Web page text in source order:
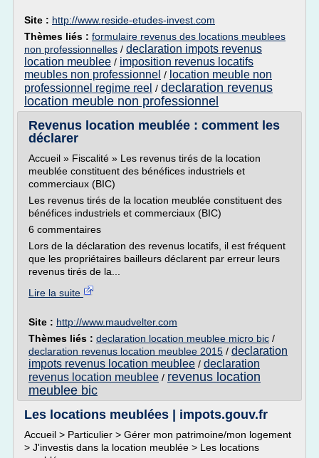
Site : http://www.reside-etudes-invest.com
Thèmes liés : formulaire revenus des locations meublees
non professionnelles / declaration impots revenus
location meublee / imposition revenus locatifs
meubles non professionnel / location meuble non
professionnel regime reel / declaration revenus
location meuble non professionnel
Revenus location meublée : comment les
déclarer
Accueil » Fiscalité » Les revenus tirés de la location
meublée constituent des bénéfices industriels et
commerciaux (BIC)
Les revenus tirés de la location meublée constituent des
bénéfices industriels et commerciaux (BIC)
6 commentaires
Lors de la déclaration des revenus locatifs, il est fréquent
que les propriétaires bailleurs déclarent par erreur leurs
revenus tirés de la...
Lire la suite
Site : http://www.maudvelter.com
Thèmes liés : declaration location meublee micro bic /
declaration revenus location meublee 2015 / declaration
impots revenus location meublee / declaration
revenus location meublee / revenus location
meublee bic
Les locations meublées | impots.gouv.fr
Accueil > Particulier > Gérer mon patrimoine/mon logement
> J'investis dans la location meublée > Les locations